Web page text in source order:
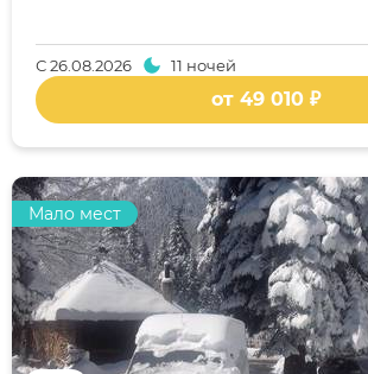
С26.08.2026 11 ночей
от 49 010 ₽
Мало мест